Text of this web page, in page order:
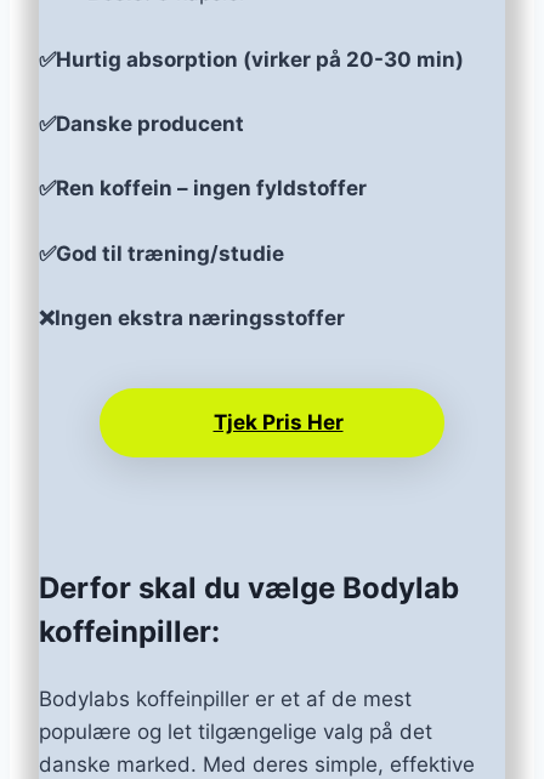
✅Hurtig absorption (virker på 20-30 min)
✅Danske producent
✅Ren koffein – ingen fyldstoffer
✅God til træning/studie
❌Ingen ekstra næringsstoffer
Tjek Pris Her
Derfor skal du vælge Bodylab
koffeinpiller:
Bodylabs koffeinpiller er et af de mest
populære og let tilgængelige valg på det
danske marked. Med deres simple, effektive